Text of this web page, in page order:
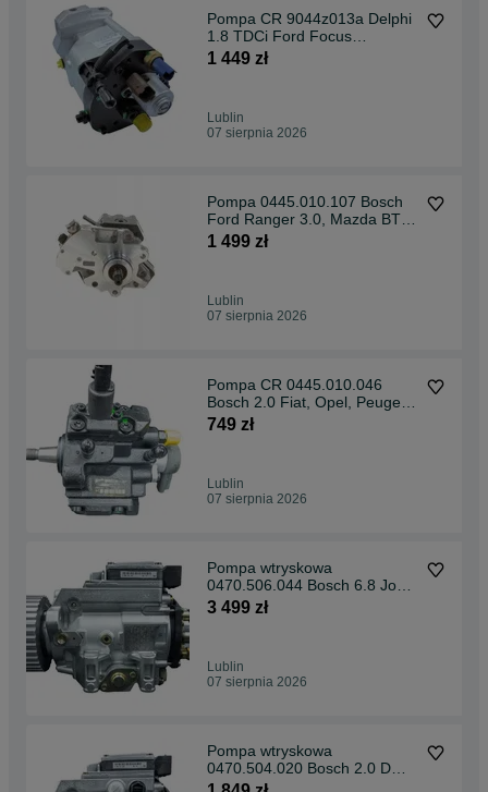
Pompa CR 9044z013a Delphi
1.8 TDCi Ford Focus
Regenerowana
1 449 zł
Lublin
07 sierpnia 2026
Pompa 0445.010.107 Bosch
Ford Ranger 3.0, Mazda BT-
50 2.5 Regenerowana
1 499 zł
Lublin
07 sierpnia 2026
Pompa CR 0445.010.046
Bosch 2.0 Fiat, Opel, Peugeot
Regenerowana
749 zł
Lublin
07 sierpnia 2026
Pompa wtryskowa
0470.506.044 Bosch 6.8 John
Deere regenerowana
3 499 zł
Lublin
07 sierpnia 2026
Pompa wtryskowa
0470.504.020 Bosch 2.0 D
regenerowana